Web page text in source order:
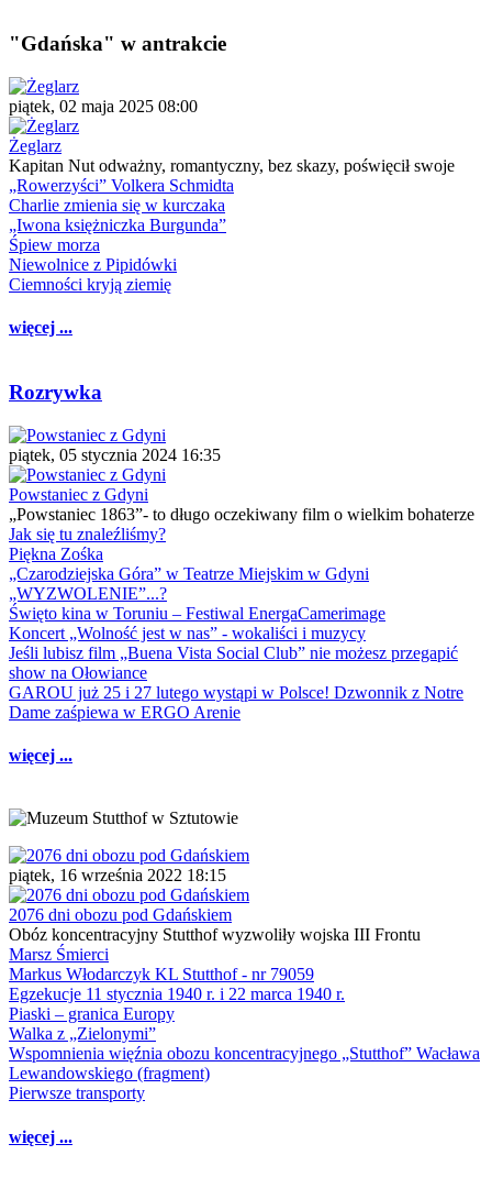
"Gdańska" w antrakcie
piątek, 02 maja 2025 08:00
Żeglarz
Kapitan Nut odważny, romantyczny, bez skazy, poświęcił swoje
„Rowerzyści” Volkera Schmidta
Charlie zmienia się w kurczaka
„Iwona księżniczka Burgunda”
Śpiew morza
Niewolnice z Pipidówki
Ciemności kryją ziemię
więcej ...
Rozrywka
piątek, 05 stycznia 2024 16:35
Powstaniec z Gdyni
„Powstaniec 1863”- to długo oczekiwany film o wielkim bohaterze
Jak się tu znaleźliśmy?
Piękna Zośka
„Czarodziejska Góra” w Teatrze Miejskim w Gdyni
„WYZWOLENIE”...?
Święto kina w Toruniu – Festiwal EnergaCamerimage
Koncert „Wolność jest w nas” - wokaliści i muzycy
Jeśli lubisz film „Buena Vista Social Club” nie możesz przegapić
show na Ołowiance
GAROU już 25 i 27 lutego wystąpi w Polsce! Dzwonnik z Notre
Dame zaśpiewa w ERGO Arenie
więcej ...
piątek, 16 września 2022 18:15
2076 dni obozu pod Gdańskiem
Obóz koncentracyjny Stutthof wyzwoliły wojska III Frontu
Marsz Śmierci
Markus Włodarczyk KL Stutthof - nr 79059
Egzekucje 11 stycznia 1940 r. i 22 marca 1940 r.
Piaski – granica Europy
Walka z „Zielonymi”
Wspomnienia więźnia obozu koncentracyjnego „Stutthof” Wacława
Lewandowskiego (fragment)
Pierwsze transporty
więcej ...